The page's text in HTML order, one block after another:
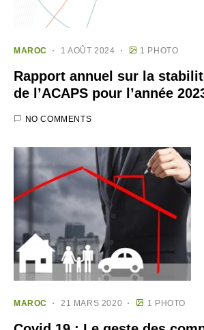
MAROC 1 AOÛT 2024 1 PHOTO
Rapport annuel sur la
de l’ACAPS pour l’année
NO COMMENTS
MAROC 21 MARS 2020 1 PHOTO